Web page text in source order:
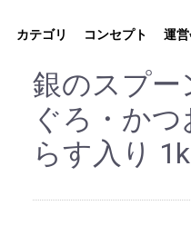
カテゴリ コンセプト 運
銀のスプー
ぐろ・か
らす入り